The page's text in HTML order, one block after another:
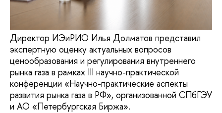
Директор ИЭиРИО Илья Долматов представил
экспертную оценку актуальных вопросов
ценообразования и регулирования внутреннего
рынка газа в рамках III научно-практической
конференции «Научно-практические аспекты
развития рынка газа в РФ», организованной СПбГЭУ
и АО «Петербургская Биржа».